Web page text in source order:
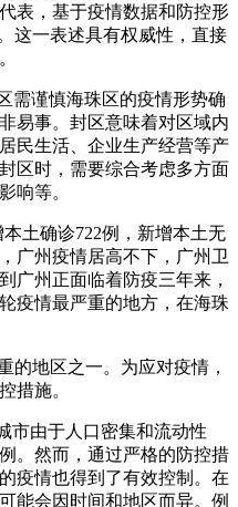
表，基于疫情数据和防控形
这一表述具有权威性，直接
需谨慎海珠区的疫情形势确
易事。封区意味着对区域内
民生活、企业生产经营等产
区时，需要综合考虑多方面
响等。
本土确诊722例，新增本土无
广州疫情居高不下，广州卫
广州正面临着防疫三年来，
疫情最严重的地方，在海珠
的地区之一。为应对疫情，
措施。
市由于人口密集和流动性
。然而，通过严格的防控措
疫情也得到了有效控制。在
能会因时间和地区而异。例